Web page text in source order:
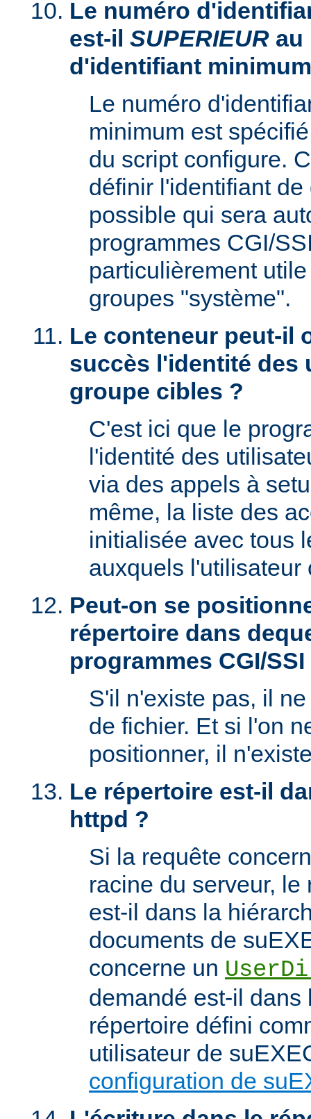
Le numéro
est-il SUPERIEUR au
d'identifiant
Le numéro
minimum est
du script configure.
définir l'identifiant
possible qui sera
programmes CGI/
particulièrement
groupes "système".
Le conteneur peut-il
succès l'identité des
groupe cibles ?
C'est ici que le
l'identité des
via des appels à
même, la liste des
initialisée avec tous
auxquels l'utilisateur
Peut-on se
répertoire dans
programmes CGI/SSI
S'il n'existe pas, il
de fichier. Et si l'on
positionner, il
Le répertoire est-il
httpd ?
Si la requête
racine du serveur,
est-il dans la
documents de
concerne un
demandé est-il dans
répertoire défini
utilisateur de
configuration de